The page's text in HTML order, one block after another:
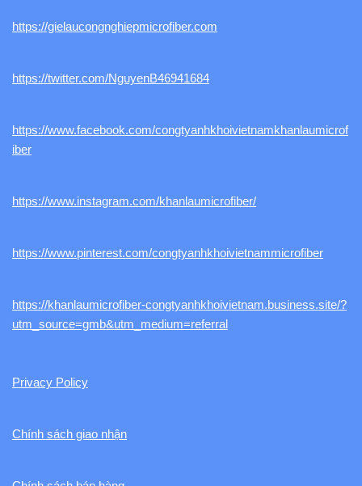
https://gielaucongnghiepmicrofiber.com
https://twitter.com/NguyenB46941684
https://www.facebook.com/congtyanhkhoivietnamkhanlaumicrof
iber
https://www.instagram.com/khanlaumicrofiber/
https://www.pinterest.com/congtyanhkhoivietnammicrofiber
https://khanlaumicrofiber-congtyanhkhoivietnam.business.site/?
utm_source=gmb&utm_medium=referral
Privacy Policy
Chính sách giao nhận